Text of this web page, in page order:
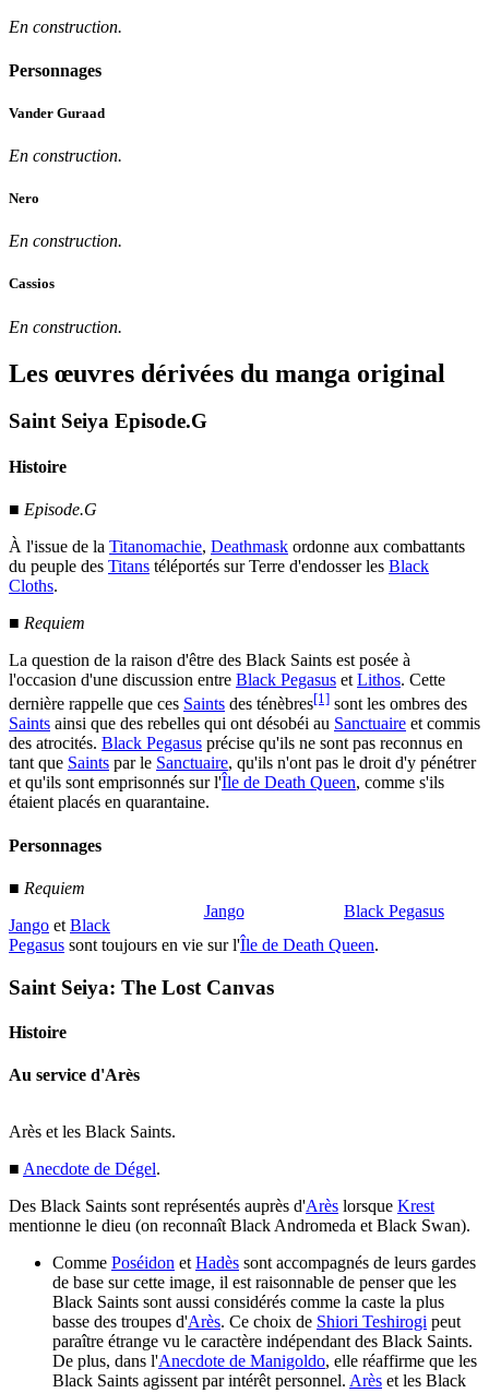
En construction.
Personnages
Vander Guraad
En construction.
Nero
En construction.
Cassios
En construction.
Les œuvres dérivées du manga original
Saint Seiya Episode.G
Histoire
■ Episode.G
À l'issue de la Titanomachie, Deathmask ordonne aux combattants
du peuple des Titans téléportés sur Terre d'endosser les Black
Cloths.
■ Requiem
La question de la raison d'être des Black Saints est posée à
l'occasion d'une discussion entre Black Pegasus et Lithos. Cette
dernière rappelle que ces Saints des ténèbres[1] sont les ombres des
Saints ainsi que des rebelles qui ont désobéi au Sanctuaire et commis
des atrocités. Black Pegasus précise qu'ils ne sont pas reconnus en
tant que Saints par le Sanctuaire, qu'ils n'ont pas le droit d'y pénétrer
et qu'ils sont emprisonnés sur l'Île de Death Queen, comme s'ils
étaient placés en quarantaine.
Personnages
Jango Black Pegasus
■ Requiem
Jango et Black
Pegasus sont toujours en vie sur l'Île de Death Queen.
Saint Seiya: The Lost Canvas
Histoire
Au service d'Arès
Arès et les Black Saints.
■ Anecdote de Dégel.
Des Black Saints sont représentés auprès d'Arès lorsque Krest
mentionne le dieu (on reconnaît Black Andromeda et Black Swan).
Comme Poséidon et Hadès sont accompagnés de leurs gardes
de base sur cette image, il est raisonnable de penser que les
Black Saints sont aussi considérés comme la caste la plus
basse des troupes d'Arès. Ce choix de Shiori Teshirogi peut
paraître étrange vu le caractère indépendant des Black Saints.
De plus, dans l'Anecdote de Manigoldo, elle réaffirme que les
Black Saints agissent par intérêt personnel. Arès et les Black